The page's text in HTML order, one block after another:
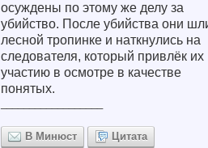
осуждены по этому же делу за
убийство. После убийства они
лесной тропинке и наткнулись на
следователя, который привлёк их
участию в осмотре в качестве
понятых.
В Минюст
Цитата